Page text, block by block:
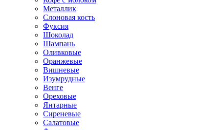
Металлик
Слоновая кость
Фуксия
Шоколад
Шампань
Оливковые
Оранжевые
Вишневые
Изумрудные
Венге
Ореховые
Янтарные
Сиреневые
Салатовые